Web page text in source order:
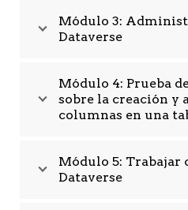
Módulo 3:
Dataverse
Módulo 4: Prueba
sobre la creación y
columnas en una
Módulo 5: Trabajar
Dataverse